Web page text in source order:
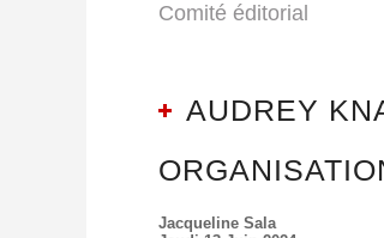
Comité éditorial
AUDREY
Jacqueline Sala